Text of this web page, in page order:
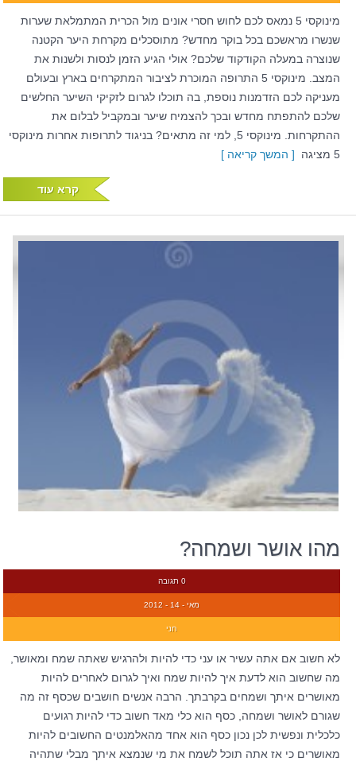
מינוקסי 5 נמאס לכם לחוש חסרי אונים מול הכרית המתמלאת שערות
שנשרו מראשכם בכל בוקר מחדש? מתוסכלים מקרחת היער הקטנה
שנוצרה במעלה הקודקוד שלכם? אולי הגיע הזמן לנסות ולשנות את
המצב. מינוקסי 5 התרופה המוכרת לציבור המתקרחים בארץ ובעולם
מעניקה לכם הזדמנות נוספת, בה תוכלו לגרום לזקיקי השיער החלשים
שלכם להתפתח מחדש ובכך להצמיח שיער ובמקביל לבלום את
ההתקרחות. מינוקסי 5, למי זה מתאים? בניגוד לתרופות אחרות מינוקסי
5 מציגה
[ המשך קריאה ]
קרא עוד
מהו אושר ושמחה?
0 תגובה
מאי - 14 - 2012
חני
לא חשוב אם אתה עשיר או עני כדי להיות ולהרגיש שאתה שמח ומאושר,
מה שחשוב הוא לדעת איך להיות שמח ואיך לגרום לאחרים להיות
מאושרים איתך ושמחים בקרבתך. הרבה אנשים חושבים שכסף זה מה
שגורם לאושר ושמחה, כסף הוא כלי מאד חשוב כדי להיות רגועים
כלכלית ונפשית לכן נכון כסף הוא אחד מהאלמנטים החשובים להיות
מאושרים כי אז אתה תוכל לשמח את מי שנמצא איתך מבלי שתהיה